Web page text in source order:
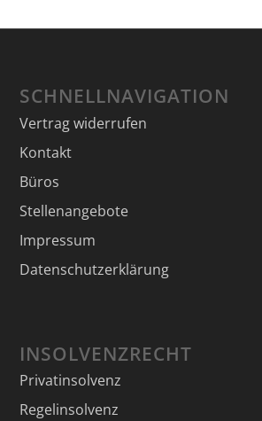
SCHNELLNAVIGATION
Vertrag widerrufen
Kontakt
Büros
Stellenangebote
Impressum
Datenschutzerklärung
INSOLVENZRECHT
Privatinsolvenz
Regelinsolvenz